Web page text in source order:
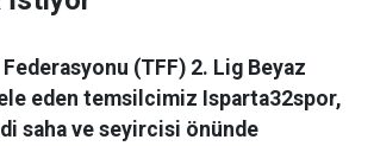
(TFF) 2. Lig Beyaz
eden temsilcimiz Isparta32spor,
saha ve seyircisi önünde